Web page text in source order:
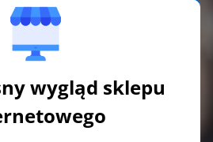
wygląd sklepu